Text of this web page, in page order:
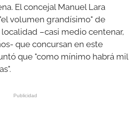
El concejal Manuel Lara
volumen grandísimo" de
–casi medio centenar,
que concursan en este
que "como mínimo habrá mil